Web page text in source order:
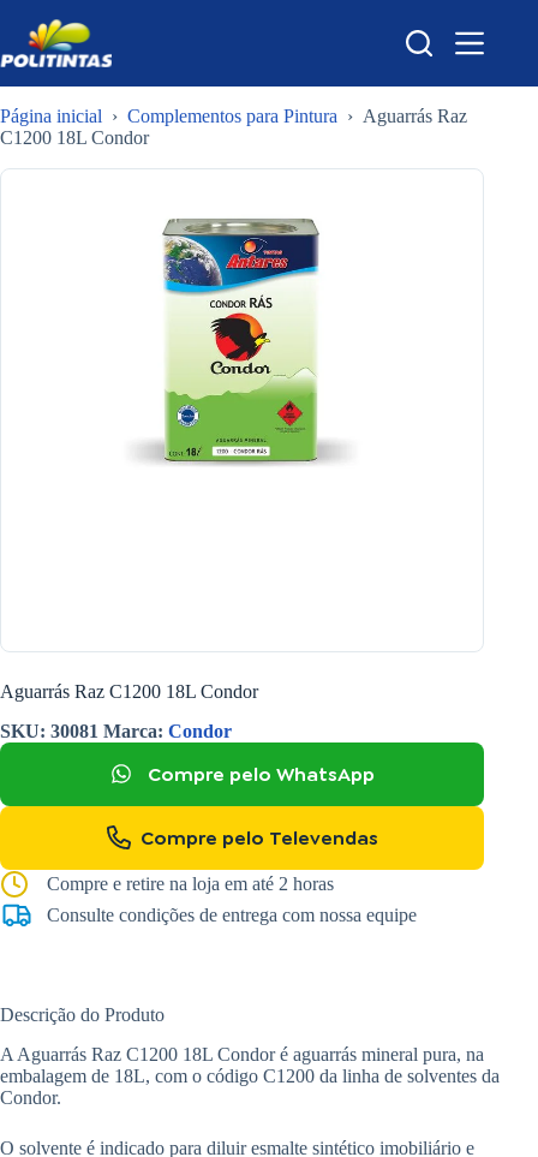
para
o
conteúdo
Página inicial › Complementos para Pintura › Aguarrás Raz
C1200 18L Condor
Aguarrás Raz C1200 18L Condor
SKU: 30081 Marca: Condor
Compre pelo WhatsApp
Compre pelo Televendas
Compre e retire na loja em até 2 horas
Consulte condições de entrega com nossa equipe
Descrição do Produto
A Aguarrás Raz C1200 18L Condor é aguarrás mineral pura, na
embalagem de 18L, com o código C1200 da linha de solventes da
Condor.
O solvente é indicado para diluir esmalte sintético imobiliário e